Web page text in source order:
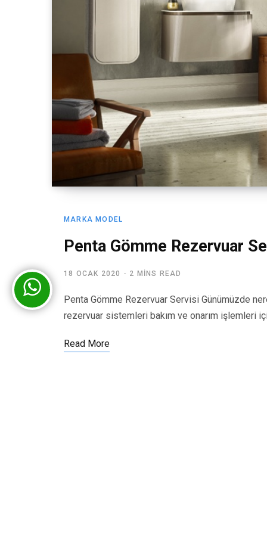
MARKA MODEL
Penta Gömme Rezervuar
18 OCAK 2020 2 MINS READ
Penta Gömme Rezervuar Servisi Günümüzde
rezervuar sistemleri bakım ve onarım işlemleri
Read More